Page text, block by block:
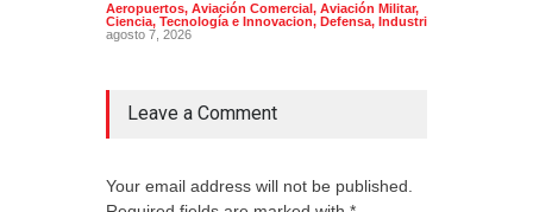
Aeropuertos, Aviación Comercial, Aviación Militar,
Ciencia, Tecnología e Innovacion, Defensa, Industria
agosto 7, 2026
Leave a Comment
Your email address will not be published.